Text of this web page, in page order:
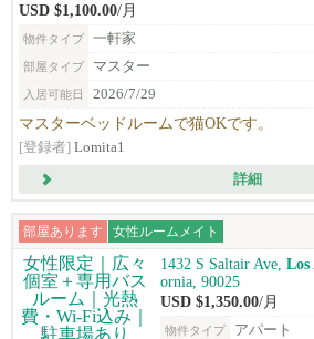
USD $1,100.00/月
物件タイプ 一軒家
部屋タイプ マスター
入居可能日 2026/7/29
マスターベッドルームで猫OKです。
[登録者] Lomita1
詳細
部屋あります 女性ルームメイト
1432 S Saltair Ave, Los
ornia, 90025
USD $1,350.00/月
物件タイプ アパート